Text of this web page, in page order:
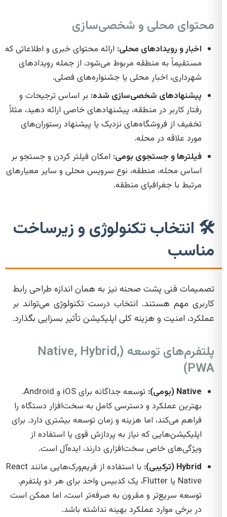
محتوای محلی و شخصی‌سازی
اخبار و رویدادهای محلی: ارائه محتوای خبری و اطلاعاتی که
مستقیماً به منطقه مربوط می‌شود، از جمله رویدادهای
شهرداری، اخبار محلی یا جشنواره‌های فصلی.
پیشنهادهای شخصی‌سازی شده: بر اساس ترجیحات و
رفتار کاربر در منطقه، پیشنهادهای خاصی ارائه دهید، مثلاً
تخفیف از فروشگاه‌های نزدیک یا پیشنهاد رستوران‌های
مورد علاقه در محله.
فیلترها و جستجوی بومی: امکان فیلتر کردن و جستجو بر
اساس محله، منطقه، نوع سرویس محلی و سایر معیارهای
مرتبط با جغرافیای منطقه.
🛠️ انتخاب تکنولوژی و زیرساخت
مناسب
تصمیمات فنی پشت صحنه نیز به همان اندازه طراحی رابط
کاربری مهم هستند. انتخاب درست تکنولوژی می‌تواند بر
عملکرد، امنیت و هزینه کلی اپلیکیشن تأثیر بسزایی بگذارد.
پلتفرم‌های توسعه (Native, Hybrid,
PWA)
Native (بومی):
توسعه جداگانه برای iOS و Android.
بهترین عملکرد و دسترسی کامل به سخت‌افزار دستگاه را
فراهم می‌کند، اما هزینه و زمان توسعه بیشتری دارد. برای
اپلیکیشن‌هایی که نیاز به پردازش قوی یا استفاده از
ویژگی‌های خاص سخت‌افزاری دارند، ایده‌آل است.
Hybrid (ترکیبی):
با استفاده از فریم‌ورک‌هایی مانند React
Native یا Flutter، یک کدبیس واحد برای هر دو پلتفرم.
توسعه سریع‌تر و مقرون به صرفه‌تر است، اما ممکن است
در برخی موارد عملکرد بهینه نداشته باشد.